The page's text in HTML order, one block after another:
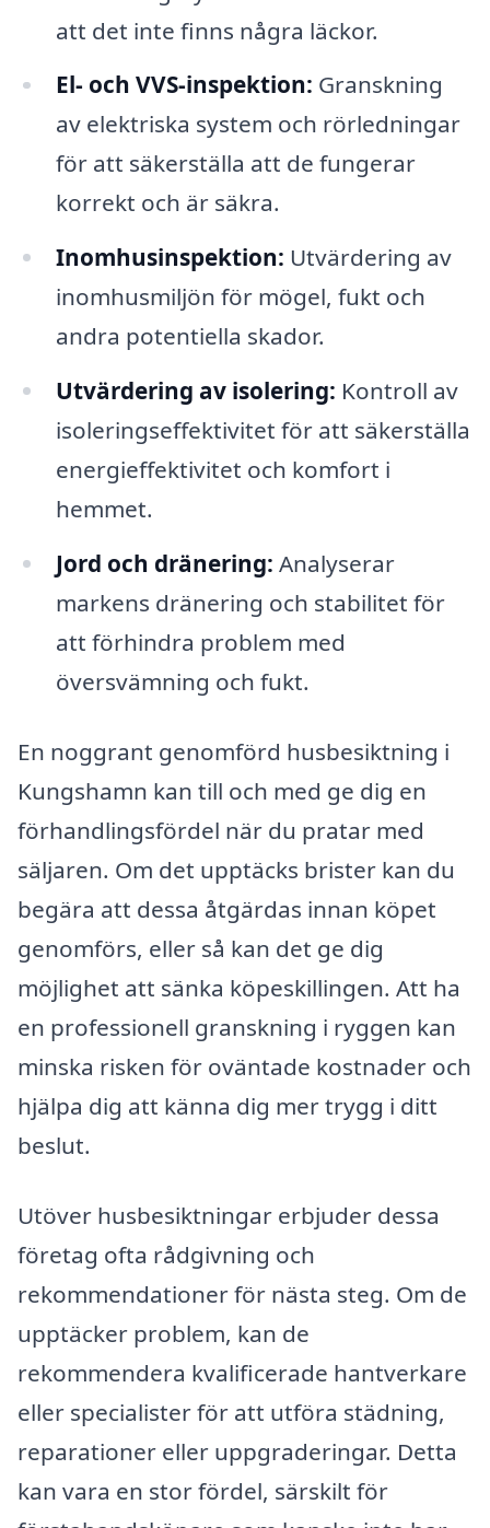
att det inte finns några läckor.
El- och VVS-inspektion: Granskning
av elektriska system och rörledningar
för att säkerställa att de fungerar
korrekt och är säkra.
Inomhusinspektion: Utvärdering av
inomhusmiljön för mögel, fukt och
andra potentiella skador.
Utvärdering av isolering: Kontroll av
isoleringseffektivitet för att säkerställa
energieffektivitet och komfort i
hemmet.
Jord och dränering: Analyserar
markens dränering och stabilitet för
att förhindra problem med
översvämning och fukt.
En noggrant genomförd husbesiktning i
Kungshamn kan till och med ge dig en
förhandlingsfördel när du pratar med
säljaren. Om det upptäcks brister kan du
begära att dessa åtgärdas innan köpet
genomförs, eller så kan det ge dig
möjlighet att sänka köpeskillingen. Att ha
en professionell granskning i ryggen kan
minska risken för oväntade kostnader och
hjälpa dig att känna dig mer trygg i ditt
beslut.
Utöver husbesiktningar erbjuder dessa
företag ofta rådgivning och
rekommendationer för nästa steg. Om de
upptäcker problem, kan de
rekommendera kvalificerade hantverkare
eller specialister för att utföra städning,
reparationer eller uppgraderingar. Detta
kan vara en stor fördel, särskilt för